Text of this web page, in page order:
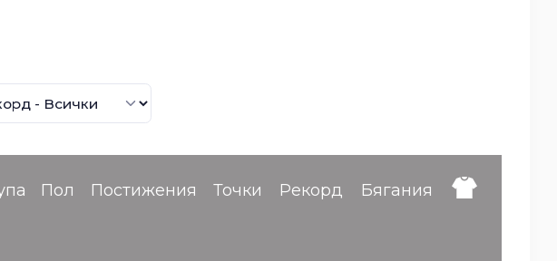
Пол Постижения Точки Рекорд Бягания